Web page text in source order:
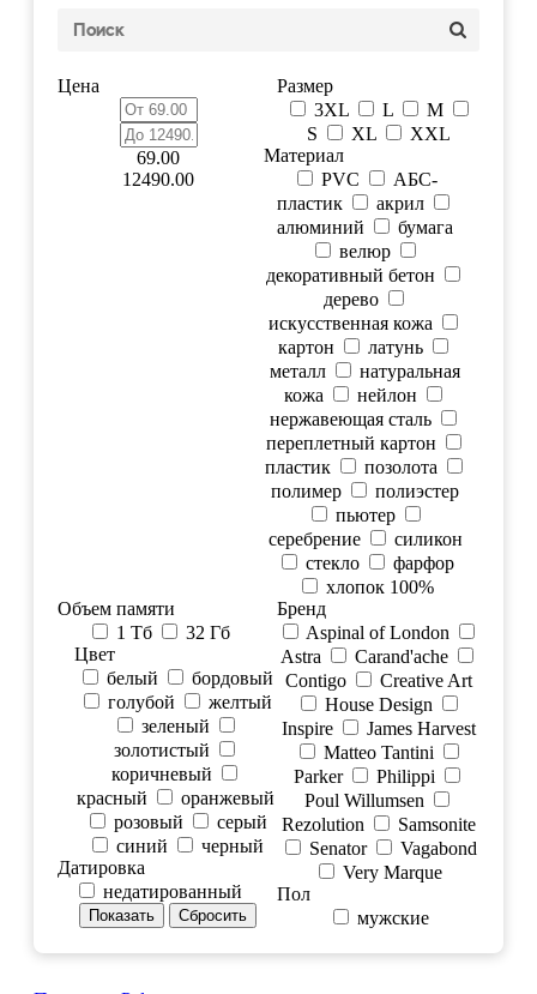
Цена
69.00
12490.00
Размер
3XL
L
M
S
XL
XXL
Материал
PVC
АБС-
пластик
акрил
алюминий
бумага
велюр
декоративный бетон
дерево
искусственная кожа
картон
латунь
металл
натуральная
кожа
нейлон
нержавеющая сталь
переплетный картон
пластик
позолота
полимер
полиэстер
пьютер
серебрение
силикон
стекло
фарфор
хлопок 100%
Бренд
Aspinal of London
Astra
Carand'ache
Contigo
Creative Art
House Design
Inspire
James Harvest
Matteo Tantini
Parker
Philippi
Poul Willumsen
Rezolution
Samsonite
Senator
Vagabond
Very Marque
Объем памяти
1 Tб
32 Гб
Цвет
белый
бордовый
голубой
желтый
зеленый
золотистый
коричневый
красный
оранжевый
розовый
серый
синий
черный
Датировка
недатированный
Пол
мужские